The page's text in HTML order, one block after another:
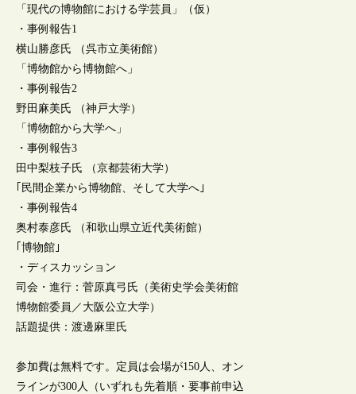
「現代の博物館における学芸員」（仮）
・事例報告1
横山勝彦氏 （呉市立美術館）
「博物館から博物館へ」
・事例報告2
野田麻美氏 （神戸大学）
「博物館から大学へ」
・事例報告3
田中梨枝子氏 （京都芸術大学）
｢民間企業から博物館、そして大学へ｣
・事例報告4
奥村泰彦氏 （和歌山県立近代美術館）
｢博物館｣
・ディスカッション
司会・進行：菅原真弓氏（美術史学会美術館
博物館委員／大阪公立大学）
話題提供：渡邊麻里氏
参加費は無料です。定員は会場が150人、オン
ラインが300人（いずれも先着順・要事前申込